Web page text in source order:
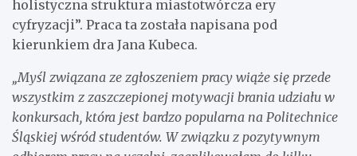
holistyczna struktura miastotwórcza ery
cyfryzacji”. Praca ta została napisana pod
kierunkiem dra Jana Kubeca.
„Myśl związana ze zgłoszeniem pracy wiąże się przede
wszystkim z zaszczepionej motywacji brania udziału w
konkursach, która jest bardzo popularna na Politechnice
Śląskiej wśród studentów. W związku z pozytywnym